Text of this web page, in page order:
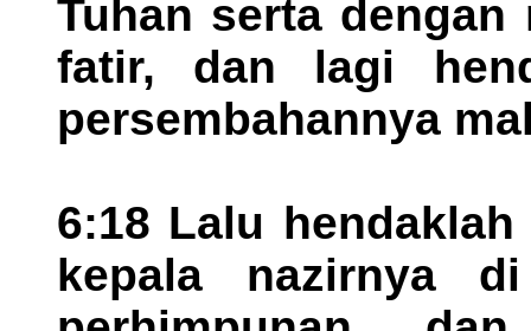
Tuhan serta
fatir, dan lagi
persembahannya
6:18 Lalu
kepala nazirnya